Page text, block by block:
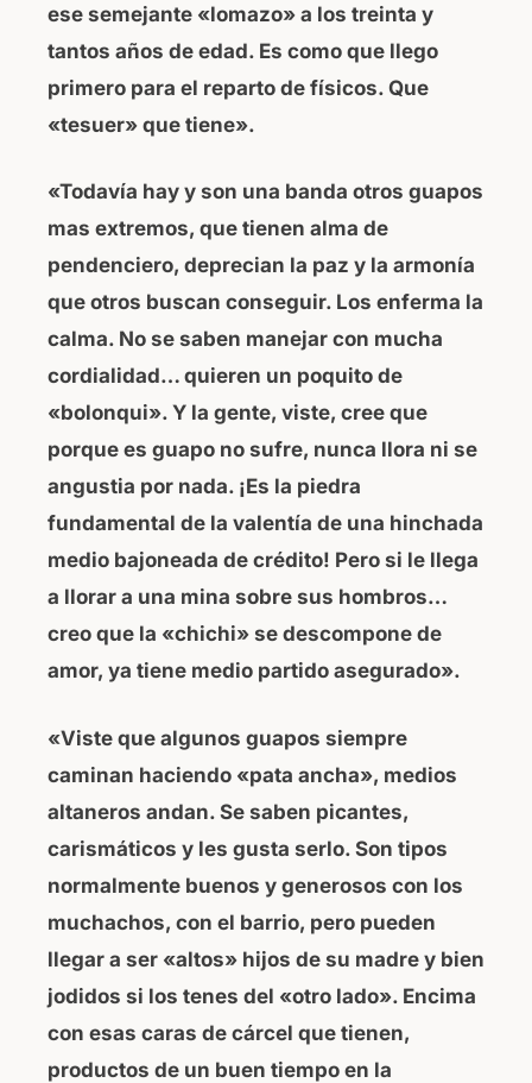
ese semejante «lomazo» a los treinta y
tantos años de edad. Es como que llego
primero para el reparto de físicos. Que
«tesuer» que tiene».
«Todavía hay y son una banda otros guapos
mas extremos, que tienen alma de
pendenciero, deprecian la paz y la armonía
que otros buscan conseguir. Los enferma la
calma. No se saben manejar con mucha
cordialidad… quieren un poquito de
«bolonqui». Y la gente, viste, cree que
porque es guapo no sufre, nunca llora ni se
angustia por nada. ¡Es la piedra
fundamental de la valentía de una hinchada
medio bajoneada de crédito! Pero si le llega
a llorar a una mina sobre sus hombros…
creo que la «chichi» se descompone de
amor, ya tiene medio partido asegurado».
«Viste que algunos guapos siempre
caminan haciendo «pata ancha», medios
altaneros andan. Se saben picantes,
carismáticos y les gusta serlo. Son tipos
normalmente buenos y generosos con los
muchachos, con el barrio, pero pueden
llegar a ser «altos» hijos de su madre y bien
jodidos si los tenes del «otro lado». Encima
con esas caras de cárcel que tienen,
productos de un buen tiempo en la